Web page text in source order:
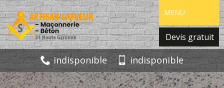
MENU
Devis gratuit
indisponible indisponible